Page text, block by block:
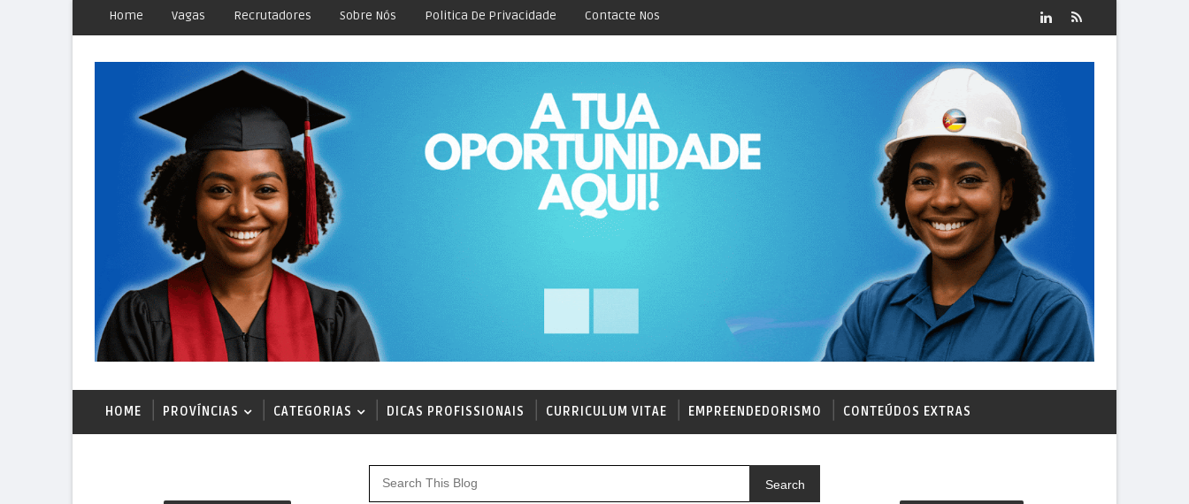
Home Vagas Recrutadores Sobre Nós Politica De Privacidade Contacte Nos
HOME PROVÍNCIAS CATEGORIAS DICAS PROFISSIONAIS CURRICULUM VITAE EMPREENDEDORISMO CONTEÚDOS EXTRAS
Search